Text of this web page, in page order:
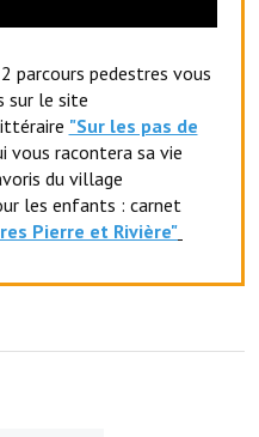
parcours pedestres vous
sur le site
"Sur les pas de
vous racontera sa vie
du village
les enfants : carnet
Pierre et Rivière"